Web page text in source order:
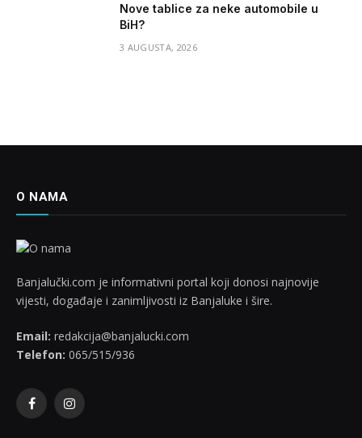
Nove tablice za neke automobile u
BiH?
3 AUGUSTA, 2026
O NAMA
Banjalučki.com je informativni portal koji donosi najnovije
vijesti, događaje i zanimljivosti iz Banjaluke i šire.
Email: redakcija@banjalucki.com
Telefon: 065/515/936
FacebookInstagram